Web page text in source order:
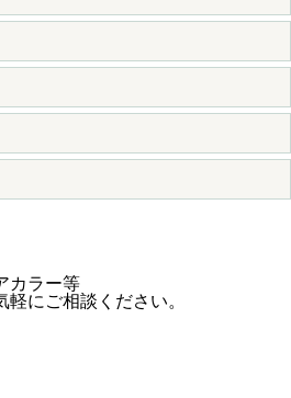
カラー等
にご相談ください。